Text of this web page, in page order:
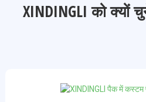
XINDINGLI को क्यों